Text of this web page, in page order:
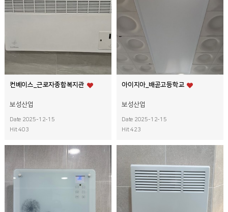
컨베이스_근로자종합복지관
보성산업
Date 2025-12-15
Hit 403
아이지아_배곧고등학교
보성산업
Date 2025-12-15
Hit 423